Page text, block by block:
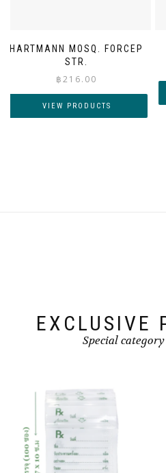
HARTMANN MOSQ. FORCEP
STR.
฿216.00
VIEW PRODUCTS
EXCLUSIVE
Special